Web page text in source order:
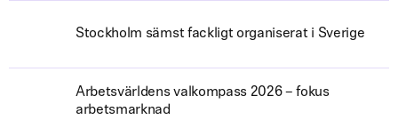
Stockholm sämst fackligt organiserat i Sverige
Arbetsvärldens valkompass 2026 – fokus
arbetsmarknad